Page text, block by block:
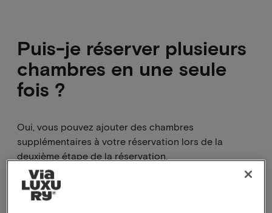
Puis-je réserver plusieurs
chambres en une seule
fois ?
Oui, vous pouvez ajouter des chambres
supplémentaires à votre réservation lors de la
deuxième étape de la réservation.
Les chambres supplémentaires peuvent être
ajoutées à votre réservation lors de la deuxième
étape de la réservation.